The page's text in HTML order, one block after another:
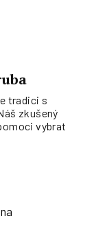
tradici s
zkušený
vybrat